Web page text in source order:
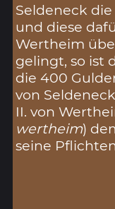
Seldeneck
und diese
Wertheim
gelingt, so ist
die 400
von
II. von
wertheim)
seine